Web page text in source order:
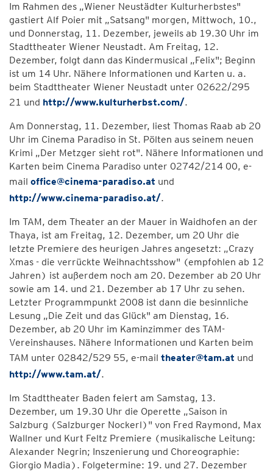
Im Rahmen des „Wiener Neustädter Kulturherbstes"
gastiert Alf Poier mit „Satsang" morgen, Mittwoch, 10.,
und Donnerstag, 11. Dezember, jeweils ab 19.30 Uhr im
Stadttheater Wiener Neustadt. Am Freitag, 12.
Dezember, folgt dann das Kindermusical „Felix"; Beginn
ist um 14 Uhr. Nähere Informationen und Karten u. a.
beim Stadttheater Wiener Neustadt unter 02622/295
21 und http://www.kulturherbst.com/.
Am Donnerstag, 11. Dezember, liest Thomas Raab ab 20
Uhr im Cinema Paradiso in St. Pölten aus seinem neuen
Krimi „Der Metzger sieht rot". Nähere Informationen und
Karten beim Cinema Paradiso unter 02742/214 00, e-
mail office@cinema-paradiso.at und
http://www.cinema-paradiso.at/.
Im TAM, dem Theater an der Mauer in Waidhofen an der
Thaya, ist am Freitag, 12. Dezember, um 20 Uhr die
letzte Premiere des heurigen Jahres angesetzt: „Crazy
Xmas - die verrückte Weihnachtsshow" (empfohlen ab 12
Jahren) ist außerdem noch am 20. Dezember ab 20 Uhr
sowie am 14. und 21. Dezember ab 17 Uhr zu sehen.
Letzter Programmpunkt 2008 ist dann die besinnliche
Lesung „Die Zeit und das Glück" am Dienstag, 16.
Dezember, ab 20 Uhr im Kaminzimmer des TAM-
Vereinshauses. Nähere Informationen und Karten beim
TAM unter 02842/529 55, e-mail theater@tam.at und
http://www.tam.at/.
Im Stadttheater Baden feiert am Samstag, 13.
Dezember, um 19.30 Uhr die Operette „Saison in
Salzburg (Salzburger Nockerl)" von Fred Raymond, Max
Wallner und Kurt Feltz Premiere (musikalische Leitung:
Alexander Negrin; Inszenierung und Choreographie:
Giorgio Madia). Folgetermine: 19. und 27. Dezember